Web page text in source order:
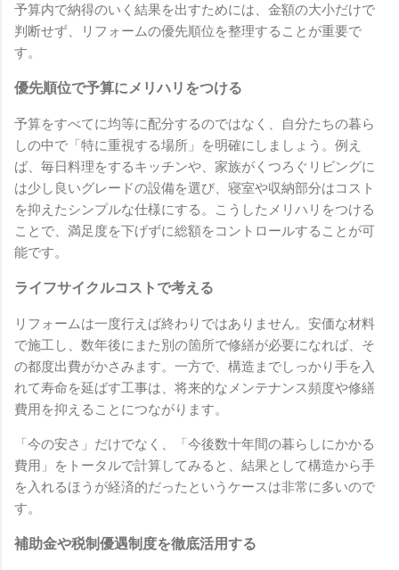
予算内で納得のいく結果を出すためには、金額の大小だけで
判断せず、リフォームの優先順位を整理することが重要で
す。
優先順位で予算にメリハリをつける
予算をすべてに均等に配分するのではなく、自分たちの暮ら
しの中で「特に重視する場所」を明確にしましょう。例え
ば、毎日料理をするキッチンや、家族がくつろぐリビングに
は少し良いグレードの設備を選び、寝室や収納部分はコスト
を抑えたシンプルな仕様にする。こうしたメリハリをつける
ことで、満足度を下げずに総額をコントロールすることが可
能です。
ライフサイクルコストで考える
リフォームは一度行えば終わりではありません。安価な材料
で施工し、数年後にまた別の箇所で修繕が必要になれば、そ
の都度出費がかさみます。一方で、構造までしっかり手を入
れて寿命を延ばす工事は、将来的なメンテナンス頻度や修繕
費用を抑えることにつながります。
「今の安さ」だけでなく、「今後数十年間の暮らしにかかる
費用」をトータルで計算してみると、結果として構造から手
を入れるほうが経済的だったというケースは非常に多いので
す。
補助金や税制優遇制度を徹底活用する